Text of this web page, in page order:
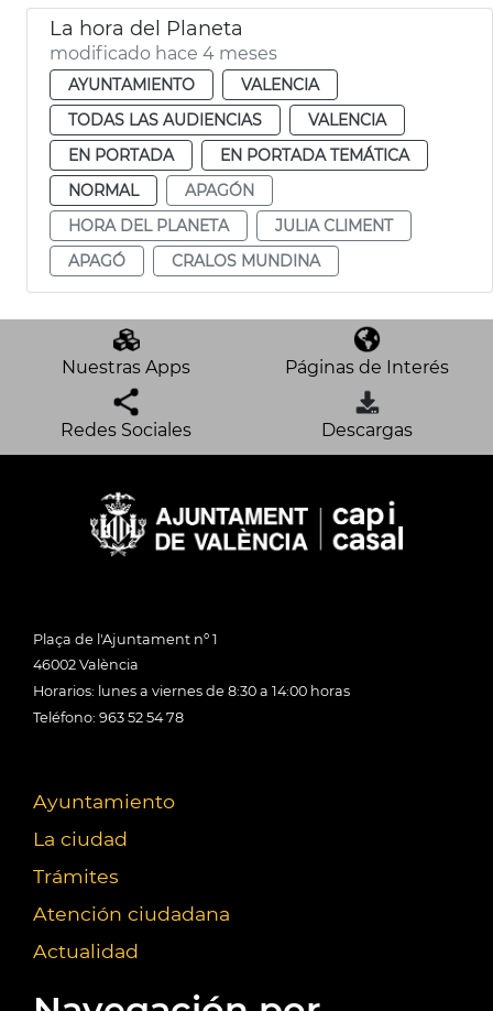
La hora del Planeta
modificado hace 4 meses
AYUNTAMIENTO
VALENCIA
TODAS LAS AUDIENCIAS
VALENCIA
EN PORTADA
EN PORTADA TEMÁTICA
NORMAL
APAGÓN
HORA DEL PLANETA
JULIA CLIMENT
APAGÓ
CRALOS MUNDINA
Nuestras Apps Páginas de Interés
Redes Sociales Descargas
Plaça de l'Ajuntament nº 1
46002 València
Horarios: lunes a viernes de 8:30 a 14:00 horas
Teléfono: 963 52 54 78
Ayuntamiento
La ciudad
Trámites
Atención ciudadana
Actualidad